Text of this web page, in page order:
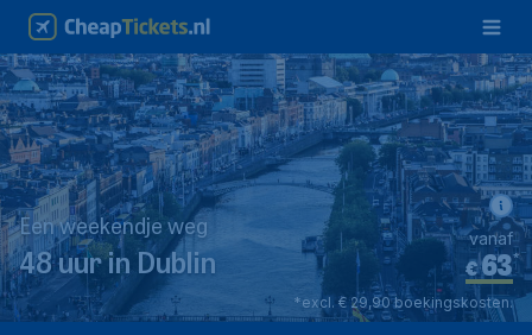
Een weekendje weg
48 uur in Dublin €63*
vanaf
*excl. € 29,90 boekingskosten.